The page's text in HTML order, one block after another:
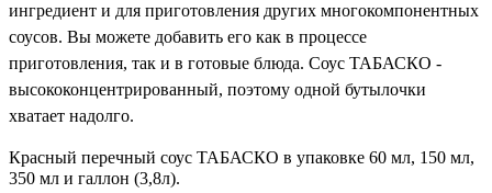
ингредиент и для приготовления других многокомпонентных
соусов. Вы можете добавить его как в процессе
приготовления, так и в готовые блюда. Соус ТАБАСКО -
высококонцентрированный, поэтому одной бутылочки
хватает надолго.
Красный перечный соус ТАБАСКО в упаковке 60 мл, 150 мл,
350 мл и галлон (3,8л).